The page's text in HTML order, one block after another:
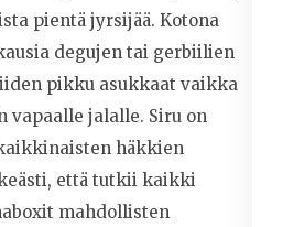
pientä jyrsijää. Kotona
degujen tai gerbiilien
pikku asukkaat vaikka
vapaalle jalalle. Siru on
häkkien
että tutkii kaikki
mahdollisten